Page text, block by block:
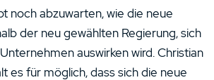
noch abzuwarten, wie die neue
der neu gewählten Regierung, sich
auswirken wird. Christian
es für möglich, dass sich die neue